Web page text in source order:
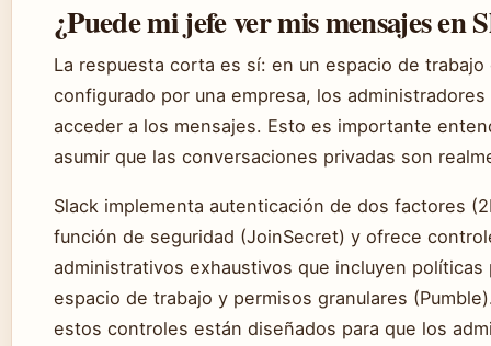
¿Puede mi jefe ver mis mensajes en
La respuesta corta es sí: en un espacio de trabajo
configurado por una empresa, los administradores
acceder a los mensajes. Esto es importante
asumir que las conversaciones privadas son
Slack implementa autenticación de dos factores
función de seguridad (JoinSecret) y ofrece
administrativos exhaustivos que incluyen políticas
espacio de trabajo y permisos granulares
estos controles están diseñados para que los